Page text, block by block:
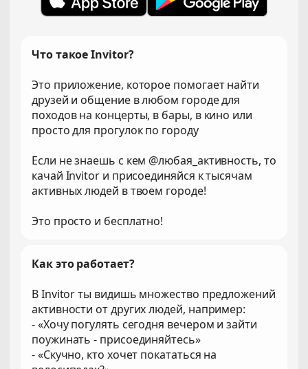
Что такое Invitor?
Это приложение, которое помогает найти
друзей и общение в любом городе для
походов на концерты, в бары, в кино или
просто для прогулок по городу
Если не знаешь с кем @любая_активность, то
качай Invitor и присоединяйся к тысячам
активных людей в твоем городе!
Это просто и бесплатно!
Как это работает?
В Invitor ты видишь множество предложений
активности от других людей, например:
- «Хочу погулять сегодня вечером и зайти
поужинать - присоединяйтесь»
- «Скучно, кто хочет покататься на